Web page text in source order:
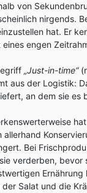
von
nirgends.
hat. Er
eines engen
„Just-in-time“
aus der Logistik:
an dem sie es
allerhand
Bei
verderben, bevor
der Salat und die